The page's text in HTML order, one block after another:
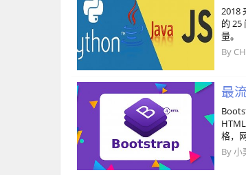
2018
的 25
量。
By
最
格，
By小